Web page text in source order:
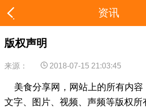
资讯
版权声明
来源： 2018-07-15 21:03:45
美食分享网，网站上的所有内容
文字、图片、视频、声频等版权所